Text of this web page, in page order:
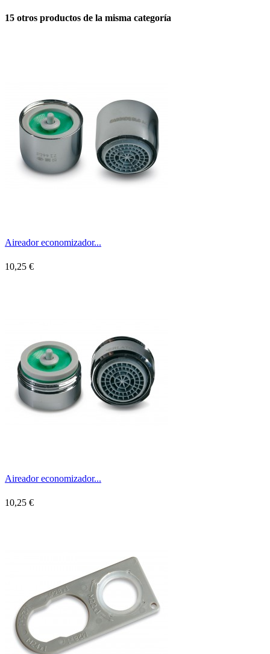
15 otros productos de la misma categoría
Aireador economizador...
10,25 €
Aireador economizador...
10,25 €